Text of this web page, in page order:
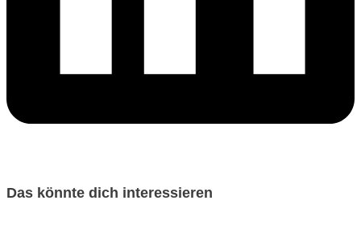
Das könnte dich interessieren